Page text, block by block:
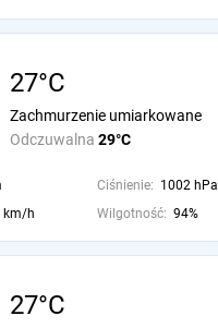
27°C
Odczuwalna 29°C
Zachmurzenie umiarkowane
Ciśnienie: 1002 hPa
km/h Wilgotność: 94%
27°C